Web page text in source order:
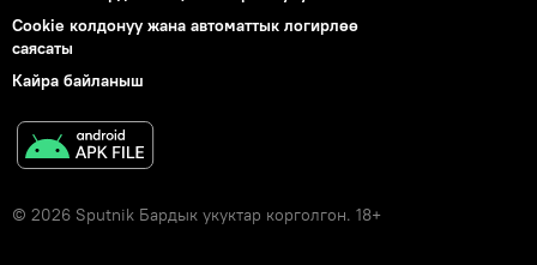
Cookie колдонуу жана автоматтык логирлөө
саясаты
Кайра байланыш
© 2026 Sputnik Бардык укуктар корголгон. 18+